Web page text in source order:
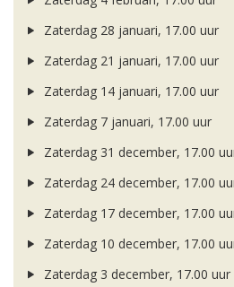
Zaterdag 28 januari, 17.00 uur
Zaterdag 21 januari, 17.00 uur
Zaterdag 14 januari, 17.00 uur
Zaterdag 7 januari, 17.00 uur
Zaterdag 31 december, 17.00
Zaterdag 24 december, 17.00
Zaterdag 17 december, 17.00
Zaterdag 10 december, 17.00
Zaterdag 3 december, 17.00 uur